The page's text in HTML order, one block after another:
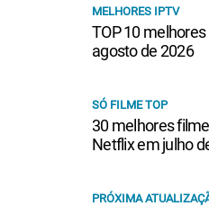
MELHORES IPTV
TOP 10
agosto de 2026
SÓ FILME TOP
30 melhores
Netflix em julho
PRÓXIMA